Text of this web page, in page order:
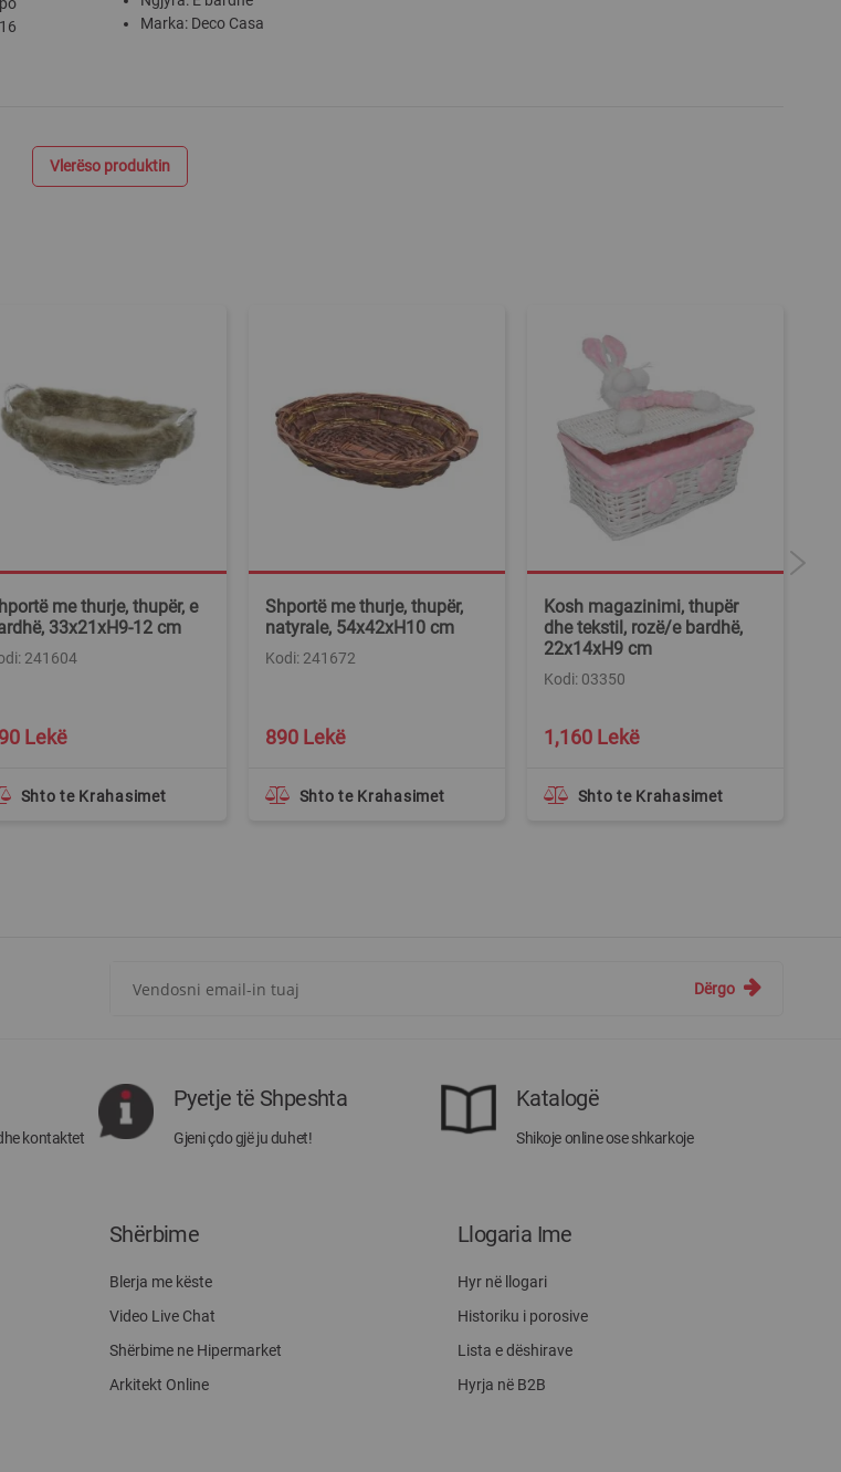
Marka: Deco Casa
Vlerëso produktin
me thurje, thupër, e
33x21xH9-12 cm
Lekë
241604
Shto te Krahasimet
Shportë me thurje, thupër,
natyrale, 54x42xH10 cm
890 Lekë
Kodi: 241672
Shto te Krahasimet
Kosh magazinimi, thupër
dhe tekstil, rozë/e bardhë,
22x14xH9 cm
1,160 Lekë
Kodi: 03350
Shto te Krahasimet
rreth
Megatek:
Dërgo
kontaktet
Pyetje të Shpeshta
Gjeni çdo gjë ju duhet!
Katalogë
Shikoje online ose shkarkoje
Shërbime
Blerja me këste
Video Live Chat
Shërbime ne Hipermarket
Arkitekt Online
Llogaria Ime
Hyr në llogari
Historiku i porosive
Lista e dëshirave
Hyrja në B2B